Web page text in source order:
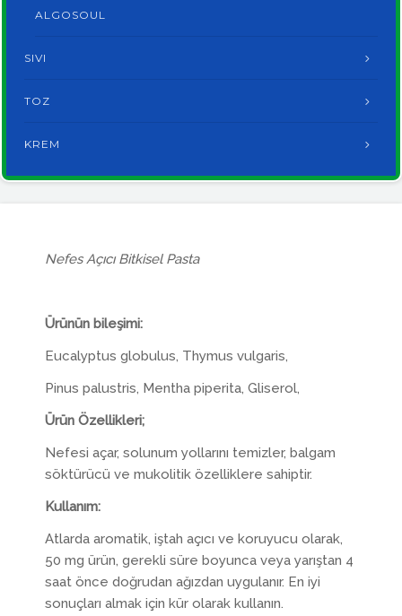
ALGOSOUL
SIVI
TOZ
KREM
Nefes Açıcı Bitkisel Pasta
Ürünün bileşimi:
Eucalyptus globulus, Thymus vulgaris,
Pinus palustris, Mentha piperita, Gliserol,
Ürün Özellikleri;
Nefesi açar, solunum yollarını temizler, balgam
söktürücü ve mukolitik özelliklere sahiptir.
Kullanım:
Atlarda aromatik, iştah açıcı ve koruyucu olarak,
50 mg ürün, gerekli süre boyunca veya yarıştan 4
saat önce doğrudan ağızdan uygulanır. En iyi
sonuçları almak için kür olarak kullanın.